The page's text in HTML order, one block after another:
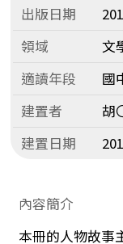
出版日期
領域
文
適讀年段
國
建置者
胡
建置日期
內容簡介
本冊的人物故事